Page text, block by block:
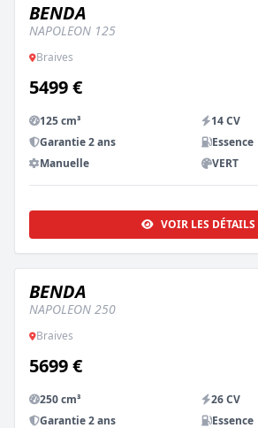
NEUF
BENDA
NAPOLEON 125
Braives
5499 €
125 cm³
14 CV
Garantie 2 ans
Essence
Manuelle
VERT
VOIR LES DÉTAILS
NEUF
BENDA
NAPOLEON 250
Braives
5699 €
250 cm³
26 CV
Garantie 2 ans
Essence